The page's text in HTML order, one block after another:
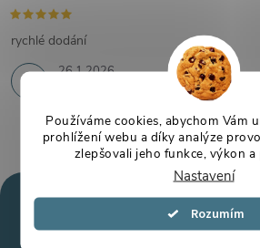
Používáme cookies, abychom Vám
prohlížení webu a díky analýze
zlepšovali jeho funkce, výkon
Nastavení
Souhlasím
26.1.2026
rychlé dodání
Mějte přehled o
a slevách